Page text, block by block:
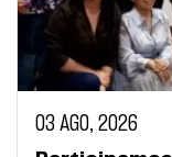
03 AGO, 2026